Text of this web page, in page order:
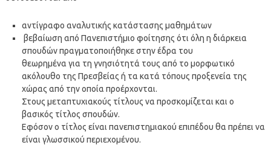
αντίγραφο αναλυτικής κατάστασης μαθημάτων
βεβαίωση από Πανεπιστήμιο φοίτησης ότι όλη η διάρκεια
σπουδών πραγματοποιήθηκε στην έδρα του
θεωρημένα για τη γνησιότητά τους από το μορφωτικό
ακόλουθο της Πρεσβείας ή τα κατά τόπους προξενεία της
χώρας από την οποία προέρχονται.
Στους μεταπτυχιακούς τίτλους να προσκομίζεται και ο
βασικός τίτλος σπουδών.
Εφόσον ο τίτλος είναι πανεπιστημιακού επιπέδου θα πρέπει να
είναι γλωσσικού περιεχομένου.